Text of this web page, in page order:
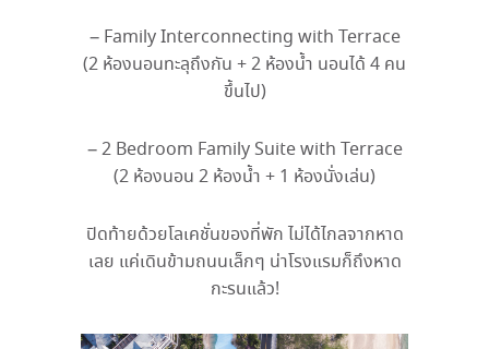
– Family Interconnecting with Terrace
(2 ห้องนอนทะลุถึงกัน + 2 ห้องน้ำ นอนได้ 4 คน
ขึ้นไป)
– 2 Bedroom Family Suite with Terrace
(2 ห้องนอน 2 ห้องน้ำ + 1 ห้องนั่งเล่น)
ปิดท้ายด้วยโลเคชั่นของที่พัก ไม่ได้ไกลจากหาด
เลย แค่เดินข้ามถนนเล็กๆ น่าโรงแรมก็ถึงหาด
กะรนแล้ว!